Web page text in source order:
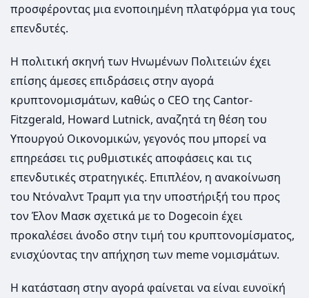
προσφέροντας μια ενοποιημένη πλατφόρμα για τους
επενδυτές.
Η πολιτική σκηνή των Ηνωμένων Πολιτειών έχει
επίσης άμεσες επιδράσεις στην αγορά
κρυπτονομισμάτων, καθώς ο CEO της Cantor-
Fitzgerald, Howard Lutnick, αναζητά τη θέση του
Υπουργού Οικονομικών, γεγονός που μπορεί να
επηρεάσει τις ρυθμιστικές αποφάσεις και τις
επενδυτικές στρατηγικές. Επιπλέον, η ανακοίνωση
του Ντόναλντ Τραμπ για την υποστήριξή του προς
τον Έλον Μασκ σχετικά με το Dogecoin έχει
προκαλέσει άνοδο στην τιμή του κρυπτονομίσματος,
ενισχύοντας την απήχηση των meme νομισμάτων.
Η κατάσταση στην αγορά φαίνεται να είναι ευνοϊκή